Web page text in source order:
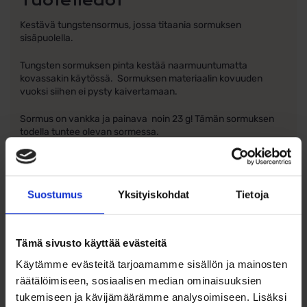
Suostumus Yksityiskohdat Tietoja
Tämä sivusto käyttää evästeitä
Käytämme evästeitä tarjoamamme sisällön ja mainosten
räätälöimiseen, sosiaalisen median ominaisuuksien
tukemiseen ja kävijämäärämme analysoimiseen. Lisäksi
Kestävä tungstensormus, jossa titaania sormuksen
sisäpuolella.
Tungsten sormuksen pinta kestää naarmuuntumatta
kovassakin käytössä. Sormuksen materiaalin kovuuden
vuoksi siihen ei pysty kaivertamaan.
Sormus on vankka ja painava noin 23 g! Tämän sormuksen
todella tuntee olevan sormessa.
POISTOTUOTE
Ohjeita sormuksen tai korun
koon valintaan